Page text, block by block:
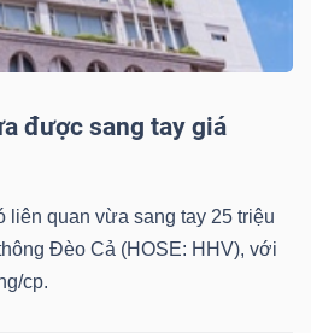
được sang tay giá
liên quan vừa sang tay 25 triệu
Đèo Cả (HOSE: HHV), với
cp.